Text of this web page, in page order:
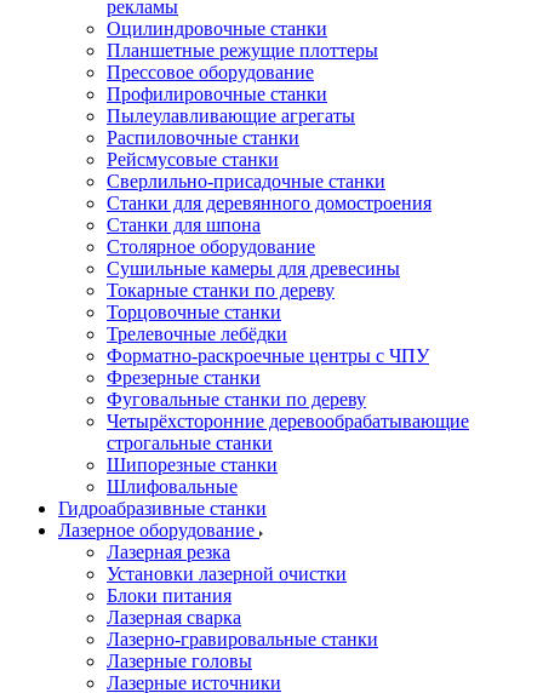
рекламы
Оцилиндровочные станки
Планшетные режущие плоттеры
Прессовое оборудование
Профилировочные станки
Пылеулавливающие агрегаты
Распиловочные станки
Рейсмусовые станки
Сверлильно-присадочные станки
Станки для деревянного домостроения
Станки для шпона
Столярное оборудование
Сушильные камеры для древесины
Токарные станки по дереву
Торцовочные станки
Трелевочные лебёдки
Форматно-раскроечные центры с ЧПУ
Фрезерные станки
Фуговальные станки по дереву
Четырёхсторонние деревообрабатывающие
строгальные станки
Шипорезные станки
Шлифовальные
Гидроабразивные станки
Лазерное оборудование
Лазерная резка
Установки лазерной очистки
Блоки питания
Лазерная сварка
Лазерно-гравировальные станки
Лазерные головы
Лазерные источники